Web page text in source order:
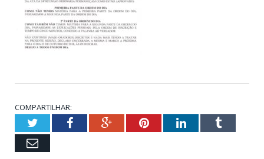
COMPARTILHAR:
TwitterFacebookGoogle+PinterestLinkedInTumblr
Email